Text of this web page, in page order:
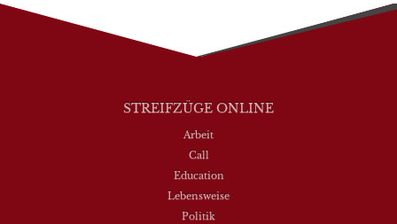
STREIFZÜGE ONLINE
Arbeit
Call
Education
Lebensweise
Politik